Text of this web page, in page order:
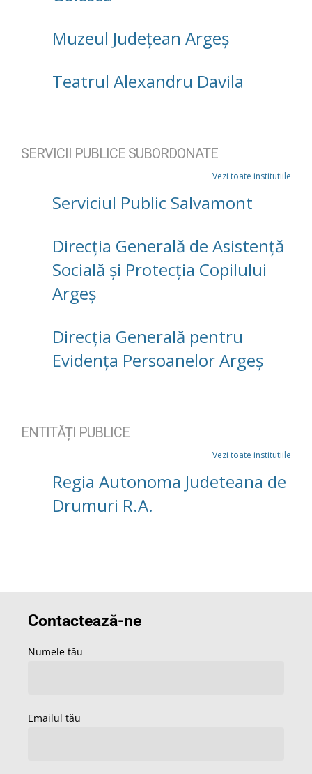
Muzeul Județean Argeș
Teatrul Alexandru Davila
SERVICII PUBLICE SUBORDONATE
Vezi toate institutiile
Serviciul Public Salvamont
Direcţia Generală de Asistenţă
Socială şi Protecţia Copilului
Argeş
Direcția Generală pentru
Evidența Persoanelor Argeș
ENTITĂȚI PUBLICE
Vezi toate institutiile
Regia Autonoma Judeteana de
Drumuri R.A.